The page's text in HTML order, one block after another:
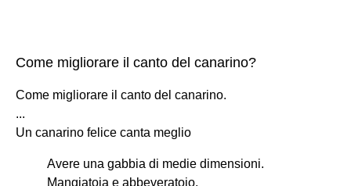
Come migliorare il canto del canarino?
Come migliorare il canto del canarino.
...
Un canarino felice canta meglio
Avere una gabbia di medie dimensioni.
Mangiatoia e abbeveratoio.